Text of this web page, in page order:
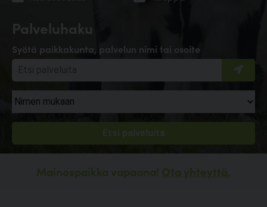
Palveluhaku
Syötä paikkakunta, palvelun nimi tai osoite
Mainospaikka vapaana! Ota yhteyttä.